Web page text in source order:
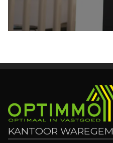
KANTOOR WAREGEM